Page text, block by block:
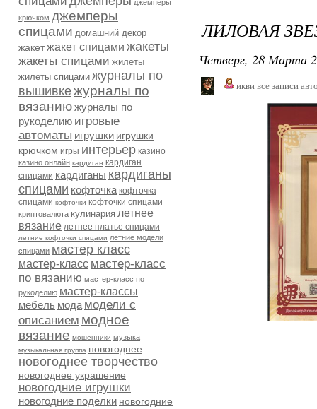
джемперы
крючком джемперы
спицами домашний декор
жакетжакет спицами жакеты
жакеты спицами жилеты
жилеты спицами журналы по
вышивкежурналы по
вязаниюжурналы по
рукоделию игровые
автоматы игрушки игрушки
крючком игры интерьер казино
казино онлайн кардиган кардиган
спицами кардиганы кардиганы
спицами кофточка кофточка
спицами кофточки кофточки спицами
криптовалюта кулинария летнее
вязание летнее платье спицами
летние кофточки спицами летние модели
спицами мастер класс
мастер-класс мастер-класс
по вязанию мастер-класс по
рукоделию мастер-классы
мебель мода модели с
описанием модное
вязание мошенники музыка
музыкальная группа новогоднее
новогоднее творчество
новогоднее украшение
новогодние игрушки
новогодние поделки новогодние
ЛИЛОВАЯ
Четверг, 28 Марта
икви все записи